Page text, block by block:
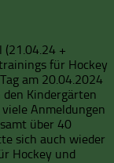
(21.04.24 +
für Hockey
am 20.04.2024
Kindergärten
Anmeldungen
über 40
sich auch wieder
Hockey und